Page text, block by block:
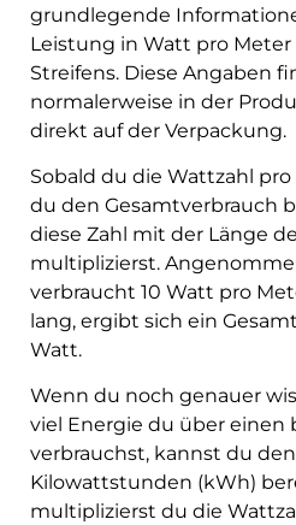
grundlegende
Leistung in Watt pro
Streifens. Diese Angaben
normalerweise in der
direkt auf der Verpackung.
Sobald du die Wattzahl
du den Gesamtverbrauch
diese Zahl mit der Länge
multiplizierst.
verbraucht 10 Watt pro
lang, ergibt sich ein
Watt.
Wenn du noch genauer
viel Energie du über
verbrauchst, kannst du
Kilowattstunden (kWh)
multiplizierst du die